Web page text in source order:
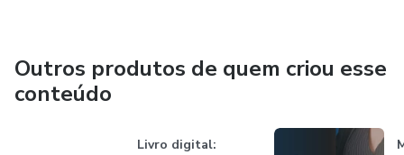
Outros produtos de quem criou esse
conteúdo
Livro digital: